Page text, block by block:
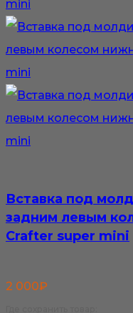
Вставка под
задним левым
Crafter super mini
2 000₽